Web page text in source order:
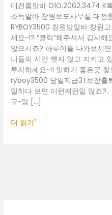
대전룸알바 O1O.2062.3474 K
소득알바 창원보도사무실 대전
RYBOY3500 창원밤알바 창원
세요~!? “클릭”해주셔서 감사
많으시죠? 하루이틀 나와보시
니들의 시간 뺏지 않고 지키고
투자하세요~!! 일하기 좋은곳
ryboy3500 당일지급3T보장출
일하다 보면 이런저런일 많죠
구~맘 […]
알
바
창
원
고
소
득
알
바
창
보
더 읽기"